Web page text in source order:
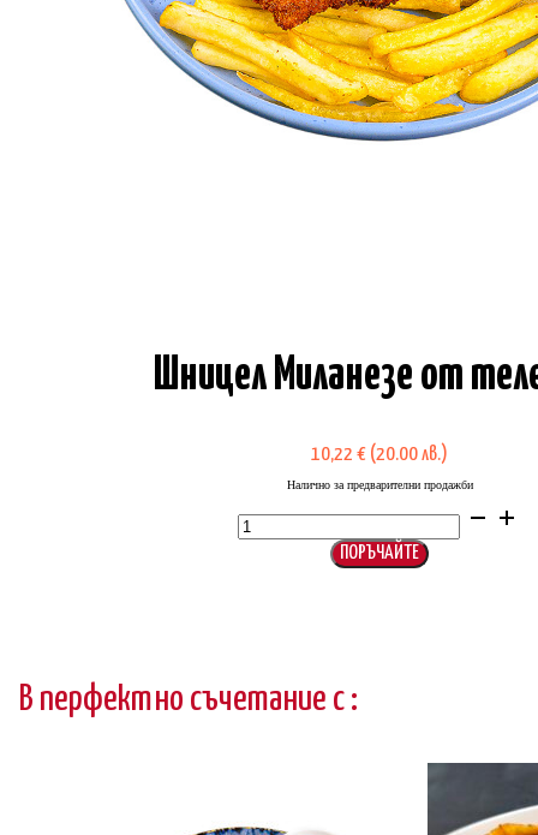
Шницел Миланезе от
10,22 € (20.00 лв.)
Налично за предварителни продажби
за
Шницел
ПОРЪЧАЙТЕ
В перфектно съчетание с :